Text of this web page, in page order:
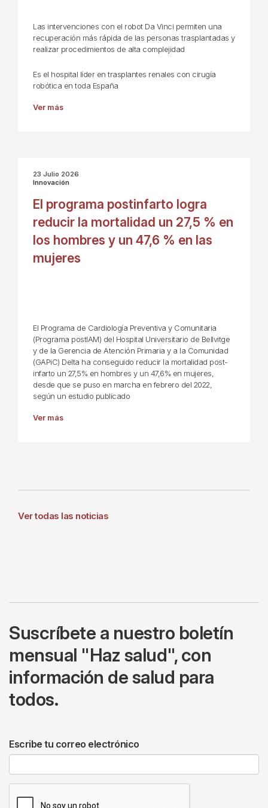
Las intervenciones con el robot Da Vinci permiten una
recuperación más rápida de las personas trasplantadas y
realizar procedimientos de alta complejidad
Es el hospital líder en trasplantes renales con cirugía
robótica en toda España
Ver más
23 Julio 2026
Innovación
El programa postinfarto logra
reducir la mortalidad un 27,5 % en
los hombres y un 47,6 % en las
mujeres
El Programa de Cardiología Preventiva y Comunitaria
(Programa postIAM) del Hospital Universitario de Bellvitge
y de la Gerencia de Atención Primaria y a la Comunidad
(GAPiC) Delta ha conseguido reducir la mortalidad post-
infarto un 27,5% en hombres y un 47,6% en mujeres,
desde que se puso en marcha en febrero del 2022,
según un estudio publicado
Ver más
Ver todas las noticias
Suscríbete a nuestro boletín
mensual "Haz salud", con
información de salud para
todos.
Escribe tu correo electrónico